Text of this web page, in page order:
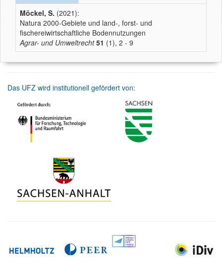
Möckel, S. (2021):
Natura 2000-Gebiete und land-, forst- und
fischereiwirtschaftliche Bodennutzungen
Agrar- und Umweltrecht 51 (1), 2 - 9
Das UFZ wird institutionell gefördert von: